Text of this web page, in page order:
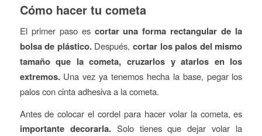
Cómo hacer tu cometa
El primer paso es cortar una forma rectangular de la
bolsa de plástico.Después, cortar los palos del mismo
tamaño que la cometa, cruzarlos y atarlos en los
extremos.Una vez ya tenemos hecha la base, pegar los
palos con cinta adhesiva a la cometa.
Antes de colocar el cordel para hacer volar la cometa, es
importante decorarla.Solo tienes que dejar volar la